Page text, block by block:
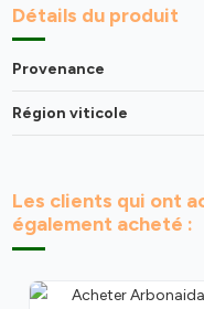
Détails du produit
Provenance
Région viticole
Les clients qui ont
également acheté :